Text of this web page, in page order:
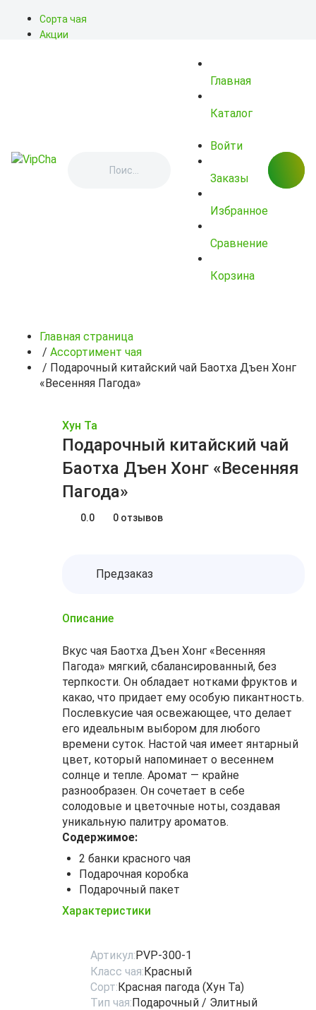
Сорта чая
Акции
Главная
Каталог
Войти
Заказы
Избранное
Сравнение
Корзина
Главная страница
/ Ассортимент чая
/ Подарочный китайский чай Баотха Дъен Хонг
«Весенняя Пагода»
Хун Та
Подарочный китайский чай
Баотха Дъен Хонг «Весенняя
Пагода»
0.0 0 отзывов
Предзаказ
Описание
Вкус чая Баотха Дъен Хонг «Весенняя
Пагода» мягкий, сбалансированный, без
терпкости. Он обладает нотками фруктов и
какао, что придает ему особую пикантность.
Послевкусие чая освежающее, что делает
его идеальным выбором для любого
времени суток. Настой чая имеет янтарный
цвет, который напоминает о весеннем
солнце и тепле. Аромат — крайне
разнообразен. Он сочетает в себе
солодовые и цветочные ноты, создавая
уникальную палитру ароматов.
Содержимое:
2 банки красного чая
Подарочная коробка
Подарочный пакет
Характеристики
Артикул:PVP-300-1
Класс чая:Красный
Сорт:Красная пагода (Хун Та)
Тип чая:Подарочный / Элитный